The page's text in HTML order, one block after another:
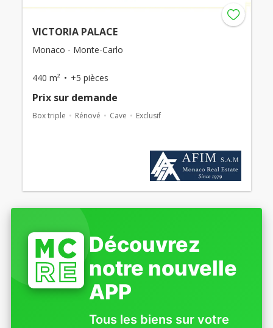
VICTORIA PALACE
Monaco - Monte-Carlo
440 m² +5 pièces
Prix ​​sur demande
Box triple Rénové Cave Exclusif
Découvrez
notre nouvelle
APP
Tous les biens sur votre